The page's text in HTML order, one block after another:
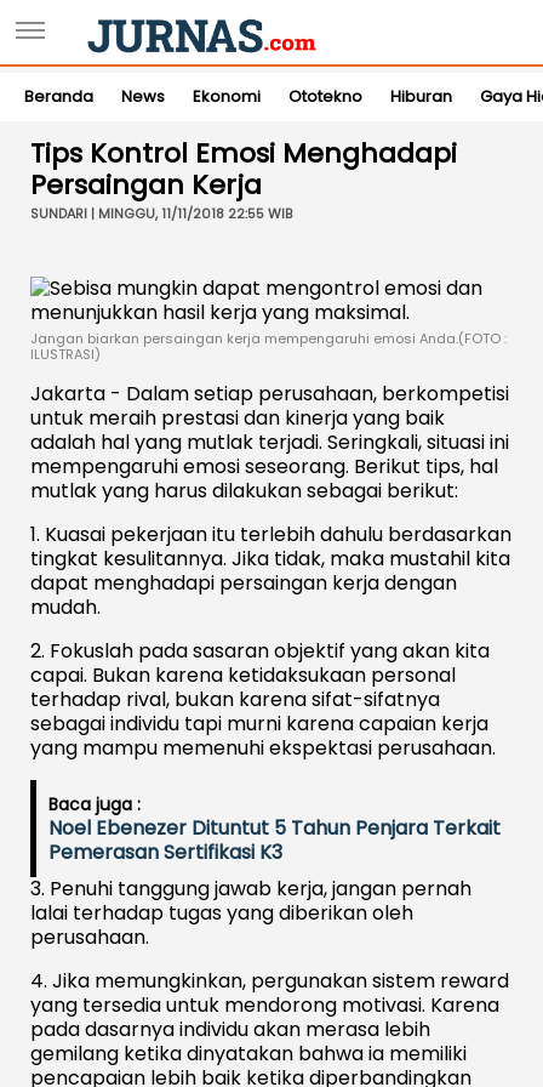
Beranda News Ekonomi Ototekno Hiburan Gaya
Tips Kontrol Emosi Menghadapi
Persaingan Kerja
SUNDARI | MINGGU, 11/11/2018 22:55 WIB
Jangan biarkan persaingan kerja mempengaruhi emosi Anda.(FOTO :
ILUSTRASI)
Jakarta - Dalam setiap perusahaan, berkompetisi
untuk meraih prestasi dan kinerja yang baik
adalah hal yang mutlak terjadi. Seringkali, situasi ini
mempengaruhi emosi seseorang. Berikut tips, hal
mutlak yang harus dilakukan sebagai berikut:
1. Kuasai pekerjaan itu terlebih dahulu berdasarkan
tingkat kesulitannya. Jika tidak, maka mustahil kita
dapat menghadapi persaingan kerja dengan
mudah.
2. Fokuslah pada sasaran objektif yang akan kita
capai. Bukan karena ketidaksukaan personal
terhadap rival, bukan karena sifat-sifatnya
sebagai individu tapi murni karena capaian kerja
yang mampu memenuhi ekspektasi perusahaan.
Baca juga :
Noel Ebenezer Dituntut 5 Tahun Penjara Terkait
Pemerasan Sertifikasi K3
3. Penuhi tanggung jawab kerja, jangan pernah
lalai terhadap tugas yang diberikan oleh
perusahaan.
4. Jika memungkinkan, pergunakan sistem reward
yang tersedia untuk mendorong motivasi. Karena
pada dasarnya individu akan merasa lebih
gemilang ketika dinyatakan bahwa ia memiliki
pencapaian lebih baik ketika diperbandingkan